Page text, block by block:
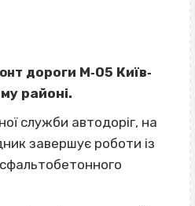
дороги М‐05 Київ‐
районі.
служби автодоріг, на
завершує роботи із